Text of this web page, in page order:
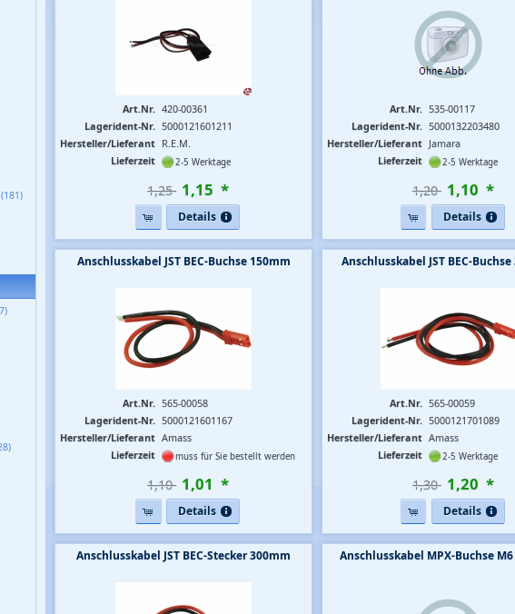
(181)
Art.Nr. 420-00361
Lagerident-Nr. 5000121601211
Hersteller/Lieferant R.E.M.
Lieferzeit
2-5 Werktage
1,25  1,15 *
Details
Art.Nr. 535-00117
Lagerident-Nr. 5000132203480
Hersteller/Lieferant Jamara
Lieferzeit
2-5 Werktage
1,20  1,10 *
Details
Anschlusskabel JST BEC-Buchse 150mm
Art.Nr. 565-00058
Lagerident-Nr. 5000121601167
Hersteller/Lieferant Amass
Lieferzeit
muss für Sie bestellt werden
1,10  1,01 *
Details
Anschlusskabel JST BEC-
Art.Nr. 565-00059
Lagerident-Nr. 5000121701089
Hersteller/Lieferant Amass
Lieferzeit
2-5 Werktage
1,30  1,20 *
Details
Anschlusskabel JST BEC-Stecker 300mm Anschlusskabel MPX-Buchse